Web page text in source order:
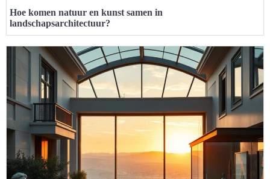
Hoe komen natuur en kunst samen in
landschapsarchitectuur?